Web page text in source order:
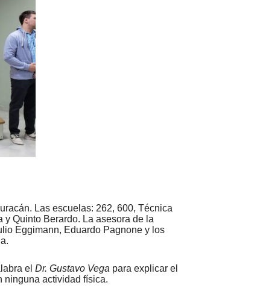
Las escuelas: 262, 600, Técnica
y Quinto Berardo. La asesora de la
Eggimann, Eduardo Pagnone y los
elDr. Gustavo Vega para explicar el
ninguna actividad física.